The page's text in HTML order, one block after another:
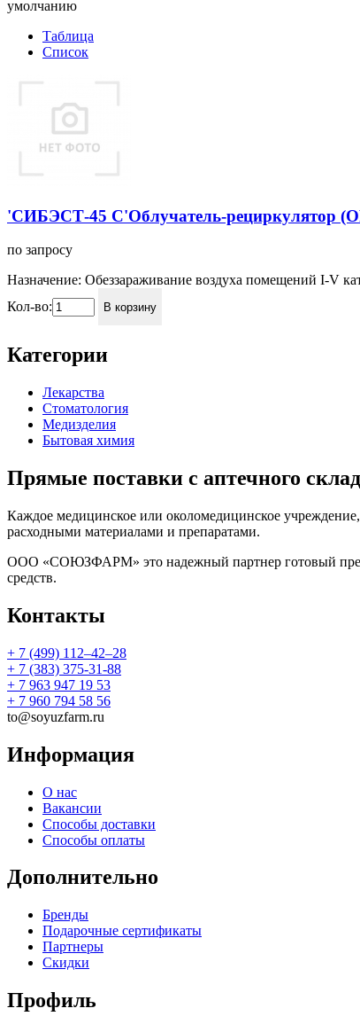
умолчанию
Таблица
Список
'СИБЭСТ-45 С'Облучатель-рециркулятор
по запросу
Назначение: Обеззараживание воздуха помещений I-V
Кол-во:
В корзину
Категории
Лекарства
Стоматология
Медизделия
Бытовая химия
Прямые поставки с аптечного
Каждое медицинское или околомедицинское
расходными материалами и препаратами.
ООО «СОЮЗФАРМ» это надежный партнер готовый
средств.
Контакты
+ 7 (499) 112‒42‒28
+ 7 (383) 375-31-88
+ 7 963 947 19 53
+ 7 960 794 58 56
to@soyuzfarm.ru
Информация
О нас
Вакансии
Способы доставки
Способы оплаты
Дополнительно
Бренды
Подарочные сертификаты
Партнеры
Скидки
Профиль